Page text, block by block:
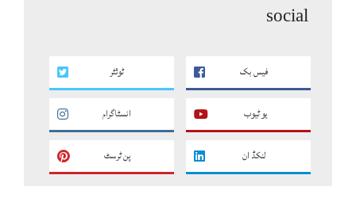
social
فیس بک ٹوئٹر
یو ٹیوب انسٹاگرام
لنکڈ ان پن ٹرسٹ